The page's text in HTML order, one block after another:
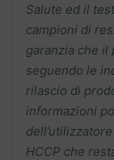
Salute ed il
campioni di
garanzia che
seguendo le
rilascio di
informazioni
HCCP che